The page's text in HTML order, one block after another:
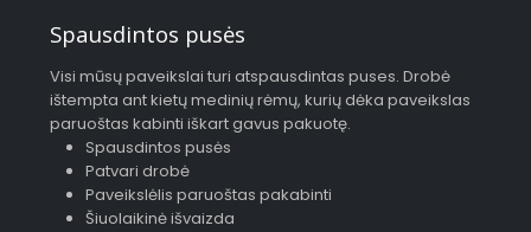
Spausdintos pusės
Visi mūsų paveikslai turi atspausdintas puses. Drobė
ištempta ant kietų medinių rėmų, kurių dėka paveikslas
paruoštas kabinti iškart gavus pakuotę.
Spausdintos pusės
Patvari drobė
Paveikslėlis paruoštas pakabinti
Šiuolaikinė išvaizda